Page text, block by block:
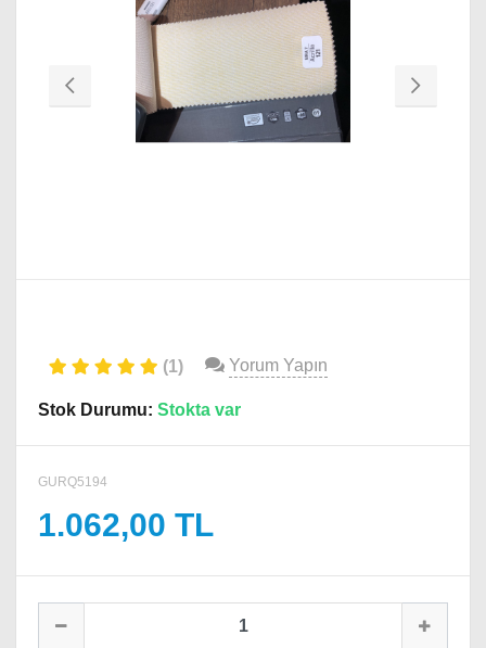
(1) Yorum Yapın
Stok Durumu: Stokta var
GURQ5194
1.062,00 TL